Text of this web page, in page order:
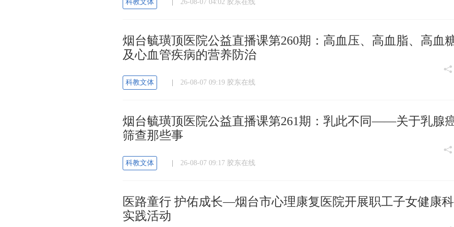
科教文体 26-08-07 04:02 胶东在线
烟台毓璜顶医院公益直播课第260期：高血压、高血脂、高血
及心血管疾病的营养防治
科教文体 26-08-07 09:19 胶东在线
烟台毓璜顶医院公益直播课第261期：乳此不同——关于乳腺
筛查那些事
科教文体 26-08-07 09:17 胶东在线
医路童行 护佑成长—烟台市心理康复医院开展职工子女健康
实践活动